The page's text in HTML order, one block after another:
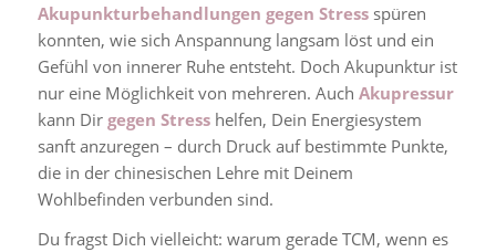
Akupunkturbehandlungen gegen Stressspüren
konnten, wie sich Anspannung langsam löst und ein
Gefühl von innerer Ruhe entsteht. Doch Akupunktur ist
nur eine Möglichkeit von mehreren. Auch Akupressur
kann Dir gegen Stresshelfen, Dein Energiesystem
sanft anzuregen – durch Druck auf bestimmte Punkte,
die in der chinesischen Lehre mit Deinem
Wohlbefinden verbunden sind.
Du fragst Dich vielleicht: warum gerade TCM, wenn es